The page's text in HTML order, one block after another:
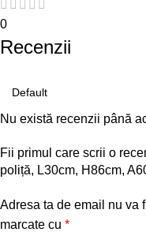
0
Recenzii
Nu există recenzii până
Fii primul care scrii o
poliță, L30cm, H86cm,
Adresa ta de email nu va
marcate cu *